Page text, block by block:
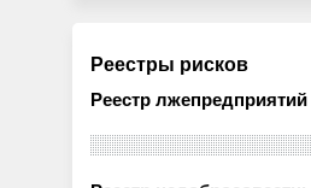
Реестры рисков
Реестр лжепредприятий